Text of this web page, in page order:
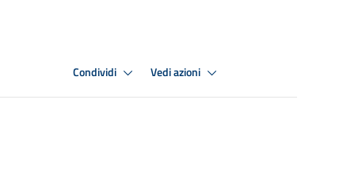
Condividi Vedi azioni